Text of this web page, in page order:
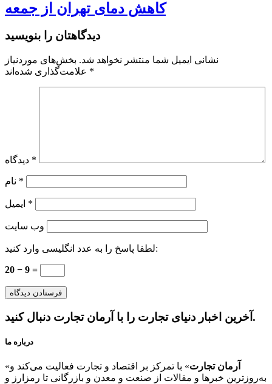
کاهش دمای تهران از جمعه
دیدگاهتان را بنویسید
نشانی ایمیل شما منتشر نخواهد شد. بخش‌های موردنیاز
*
*
*
*
وب‌ سایت
لطفا پاسخ را به عدد انگلیسی وارد کنید:
20 − 9 =
آخرین اخبار دنیای تجارت را با آرمان تجارت دنبال کنید.
درباره ما
« آرمان تجارت» با تمرکز بر اقتصاد و تجارت فعالیت می‌کند و
به‌روزترین خبرها و مقالات از صنعت و معدن و بازرگانی تا رمزارز و